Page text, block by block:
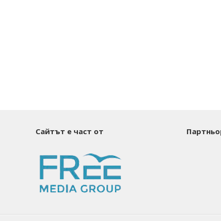
Сайтът е част от